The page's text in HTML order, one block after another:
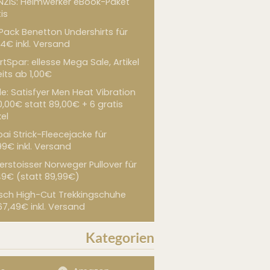
Benetton Undershirts für
inkl. Versand
ellesse Mega Sale, Artikel
ab 1,00€
Satisfyer Men Heat Vibration
statt 89,00€ + 6 gratis
Strick-Fleecejacke für
inkl. Versand
Norweger Pullover für
(statt 89,99€)
High-Cut Trekkingschuhe
inkl. Versand
Kategorien